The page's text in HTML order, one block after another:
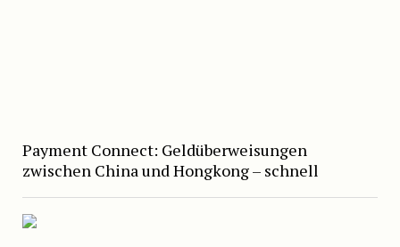
Payment Connect: Geldüberweisungen
zwischen China und Hongkong – schnell